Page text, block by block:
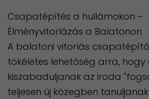
Csapatépítés a hullámokon –
Élményvitorlázás a Balatonon
A balatoni vitorlás
tökéletes lehetőség arra, hogy
kiszabaduljanak az iroda
teljesen új közegben tanuljanak